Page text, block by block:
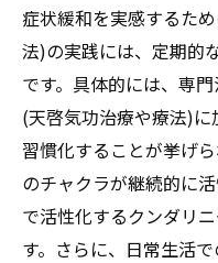
症状緩和を実感するた
法)の実践には、定期的
です。具体的には、専
(天啓気功治療や療法)
習慣化することが挙げ
のチャクラが継続的に
で活性化するクンダリ
す。さらに、日常生活